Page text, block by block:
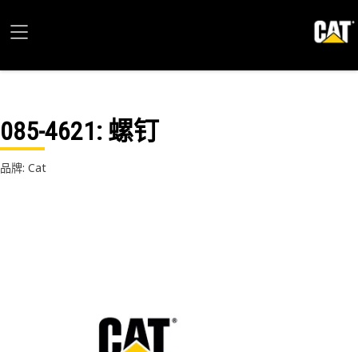
085-4621: 螺钉
品牌: Cat